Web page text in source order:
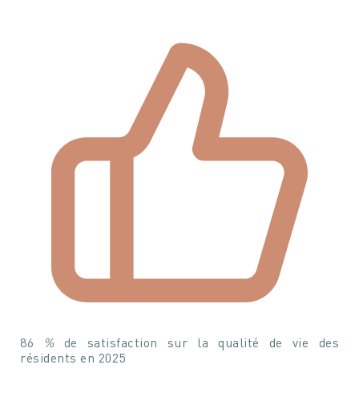
86 % de satisfaction sur la qualité de vie des
résidents en 2025